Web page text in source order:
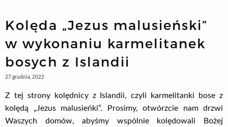
Kolęda „Jezus malusieński”
w wykonaniu karmelitanek
bosych z Islandii
27 grudnia, 2022
Z tej strony kolędnicy z Islandii, czyli karmelitanki bose z
kolędą „Jezus malusieńki”. Prosimy, otwórzcie nam drzwi
Waszych domów, abyśmy wspólnie kolędowali Bożej